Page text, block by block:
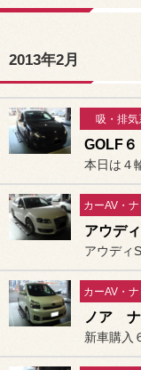
2013年2月
吸・排気
アウデ
ノア ナ